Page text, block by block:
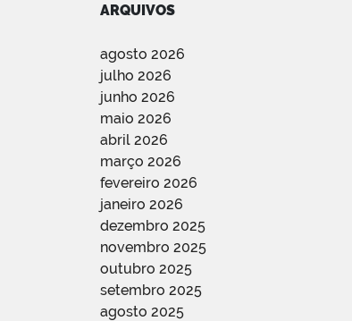
ARQUIVOS
agosto 2026
julho 2026
junho 2026
maio 2026
abril 2026
março 2026
fevereiro 2026
janeiro 2026
dezembro 2025
novembro 2025
outubro 2025
setembro 2025
agosto 2025